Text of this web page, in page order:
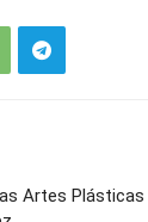
Artes Plásticas